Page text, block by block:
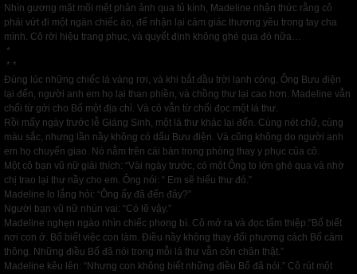
Nhìn gương mặt mõi mệt phản ảnh qua tủ kính, Madeline nhận thức rằng cô
phải vứt đi một ngàn chiếc áo, để nhận lại cảm giác thương yêu trong tay cha
mình. Cô rời hiệu trang phục, và quyết định không ghé qua đó nữa…
*
* *
Đúng lúc những chiếc lá vàng rơi, và khi bắt đầu trời lạnh cóng. Ông Bưu điện
lại đến, người anh em họ lại than phiền, và chồng thư lại cao hơn. Madeline vẫn
chối từ gởi cho Bố một địa chỉ. Và cô vẫn từ chối đọc một lá thư.
Rồi mấy ngày trước lễ Giáng Sinh, một lá thư khác lại đến. Cùng nét chữ, cùng
màu sắc, nhưng lần nầy không có dấu Bưu điện. Và cũng không do người anh
em họ chuyển giao. Nó nằm trên cái bàn trong phòng thay y phục của cô.
Một cô bạn vũ nữ giải thích: “Vài ngày trước, có một Ông to lớn ghé qua và nhờ
chị trao lại thư nầy cho em. Ông nói: “ Em sẽ hiểu thư đó.”
Madeline lo lắng hỏi: “Ông ấy đã đến đây?”
Người bạn vũ nữ nhún vai: “Có lẽ vậy.”
Madeline nghẹn ngào nhìn chiếc phong bì. Cô mở ra và đọc tấm thiệp:”Bố biết
nơi con ở. Bố biết việc con làm. Điều nầy không thay đổi phương cách Bố cảm
thông. Những điều Bố đã nói trong mỗi lá thư vẫn còn chân thật.”
Madeline kêu lên: “Nhưng con không biết những điều Bố đã nói.” Cô rút một